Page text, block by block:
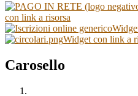
con link a risorsa
Widget con link a
Carosello